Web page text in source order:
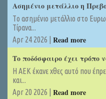
Ασημένιο μετάλλιο η
Tο ασημένιο μετάλλιο στο
Τίρανα...
Apr 24 2026 | Read more
Το ποδόσφαιρο έχει τρόπο
Η ΑΕΚ έκανε χθες αυτό που
και...
Apr 20 2026 | Read more